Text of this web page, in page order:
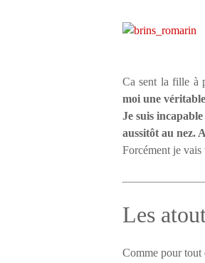
Ca sent la fille à
moi une
Je suis
aussitôt au nez.
Forcément je
Les
Comme pour